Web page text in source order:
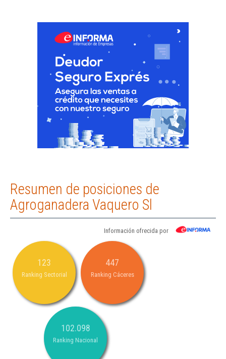
Resumen de posiciones de
Agroganadera Vaquero Sl
Información ofrecida por
123
Ranking Sectorial
447
Ranking Cáceres
102.098
Ranking Nacional